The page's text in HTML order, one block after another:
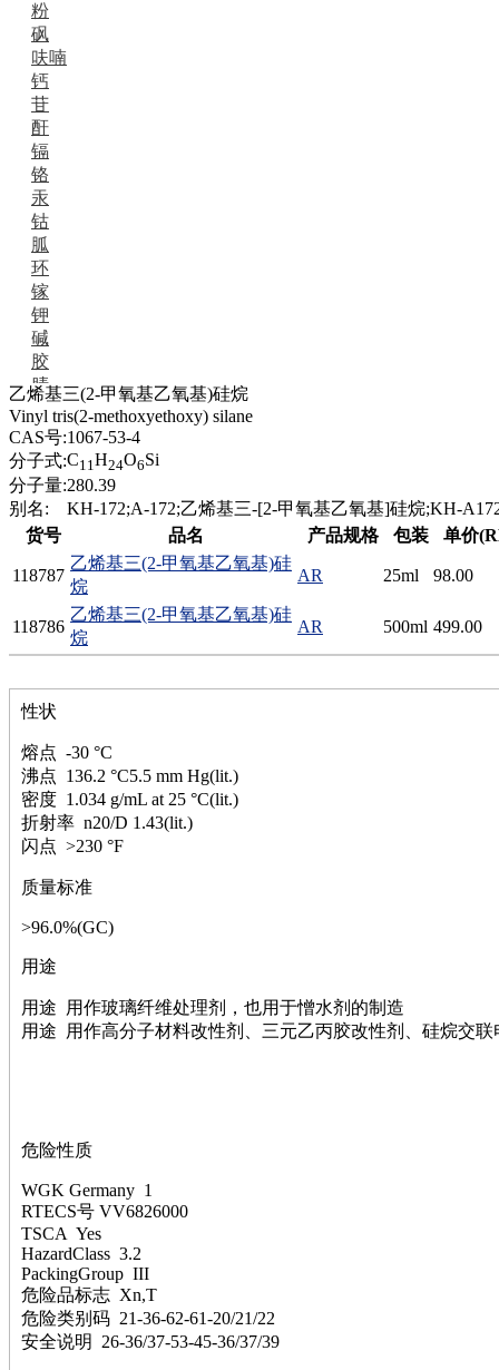
粉
砜
呋喃
钙
苷
酐
镉
铬
汞
钴
胍
环
镓
钾
碱
胶
腈
精
肼
醌
蜡
锂
啉
磷
膦
铝
锰
硅烷
林
醚
脒
钠
钼
萘
铌
脲
宁
嘌呤
其它
噻吩
筛
砷
石
试纸
锶
松
素
酸
乙烯基三(2-甲氧基乙氧基)硅烷
Vinyl tris(2-methoxyethoxy) silane
CAS号:1067-53-4
分子式:C11H24O6Si
分子量:280.39
别名:
KH-172;A-172;乙烯基三-[2-甲氧基乙氧基]硅烷;KH-
货号
品名 产品规格 包装 单价
118787
乙烯基三(2-甲氧基乙氧基)硅
烷
AR 25ml 98.00
118786
乙烯基三(2-甲氧基乙氧基)硅
烷
AR 500ml 499.00
性状
熔点 -30 °C
沸点 136.2 °C5.5 mm Hg(lit.)
密度 1.034 g/mL at 25 °C(lit.)
折射率 n20/D 1.43(lit.)
闪点 >230 °F
质量标准
>96.0%(GC)
用途
用途 用作玻璃纤维处理剂，也用于憎水剂的制造
用途 用作高分子材料改性剂、三元乙丙胶改性剂、硅烷交联
危险性质
WGK Germany 1
RTECS号 VV6826000
TSCA Yes
HazardClass 3.2
PackingGroup III
危险品标志 Xn,T
危险类别码 21-36-62-61-20/21/22
安全说明 26-36/37-53-45-36/37/39